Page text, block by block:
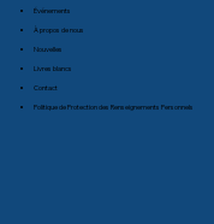
Événements
À propos de nous
Nouvelles
Livres blancs
Contact
Politique de Protection des Renseignements Personnels